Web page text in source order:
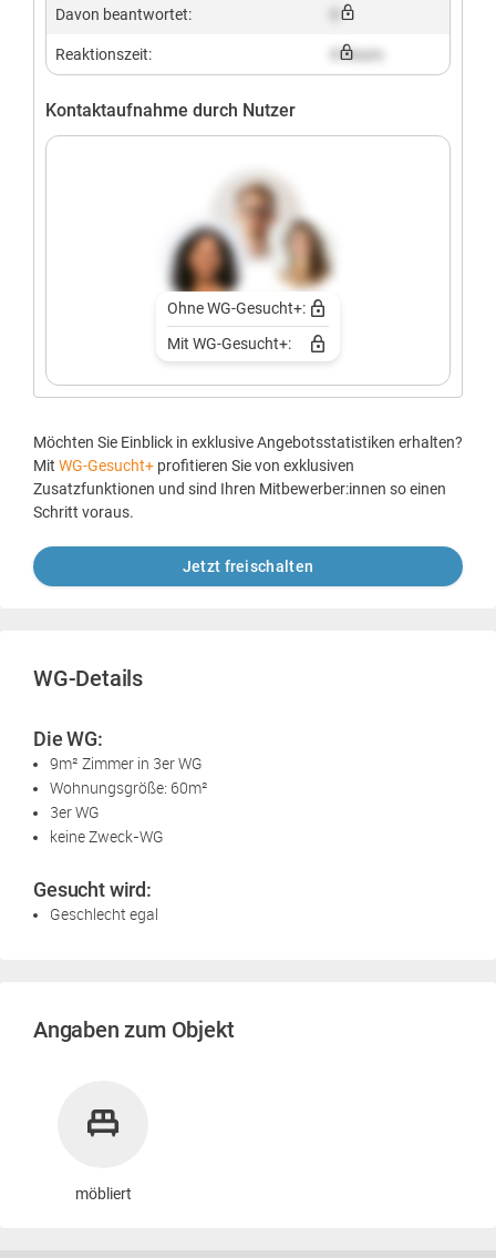
Davon beantwortet:
Reaktionszeit: X hours
Kontaktaufnahme durch Nutzer
Ohne WG-Gesucht+:
Mit WG-Gesucht+:
Möchten Sie Einblick in exklusive Angebotsstatistiken erhalten?
Mit WG-Gesucht+ profitieren Sie von exklusiven
Zusatzfunktionen und sind Ihren Mitbewerber:innen so einen
Schritt voraus.
Jetzt freischalten
WG-Details
Die WG:
9m² Zimmer in 3er WG
Wohnungsgröße: 60m²
3er WG
keine Zweck-WG
Gesucht wird:
Geschlecht egal
Angaben zum Objekt
möbliert